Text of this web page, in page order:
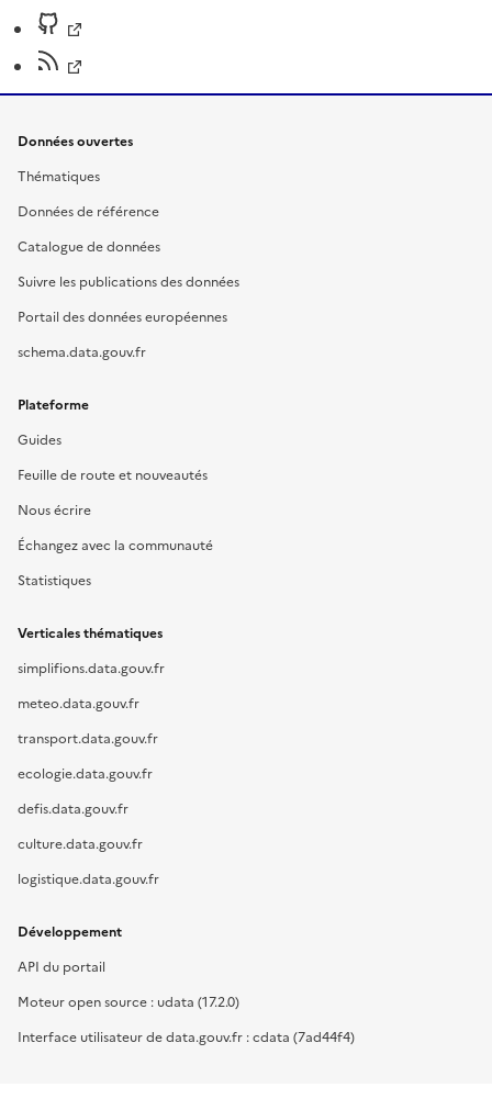
Données ouvertes
Thématiques
Données de référence
Catalogue de données
Suivre les publications des données
Portail des données européennes
schema.data.gouv.fr
Plateforme
Guides
Feuille de route et nouveautés
Nous écrire
Échangez avec la communauté
Statistiques
Verticales thématiques
simplifions.data.gouv.fr
meteo.data.gouv.fr
transport.data.gouv.fr
ecologie.data.gouv.fr
defis.data.gouv.fr
culture.data.gouv.fr
logistique.data.gouv.fr
Développement
API du portail
Moteur open source : udata (17.2.0)
Interface utilisateur de data.gouv.fr : cdata (7ad44f4)